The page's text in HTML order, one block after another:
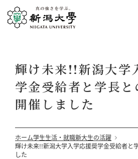
輝け未来!!新潟大学
学金受給者と学長と
開催しました
ホーム学生生活・就職新大生の活躍
輝け未来!!新潟大学入学応援奨学金受給者と
した